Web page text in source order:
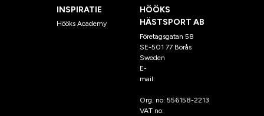
INSPIRATIE
Hööks Academy
HÖÖKS
HÄSTSPORT AB
Företagsgatan 58
SE-501 77 Borås
Sweden
E-
mail:
Org. no: 556158-2213
VAT no: